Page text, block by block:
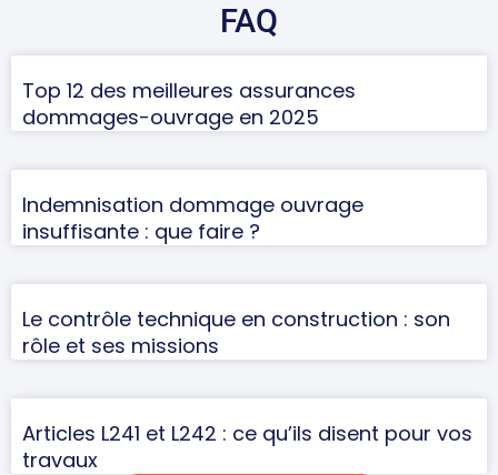
FAQ
Top 12 des meilleures assurances
dommages-ouvrage en 2025
Indemnisation dommage ouvrage
insuffisante : que faire ?
Le contrôle technique en construction : son
rôle et ses missions
Articles L241 et L242 : ce qu’ils disent pour vos
travaux